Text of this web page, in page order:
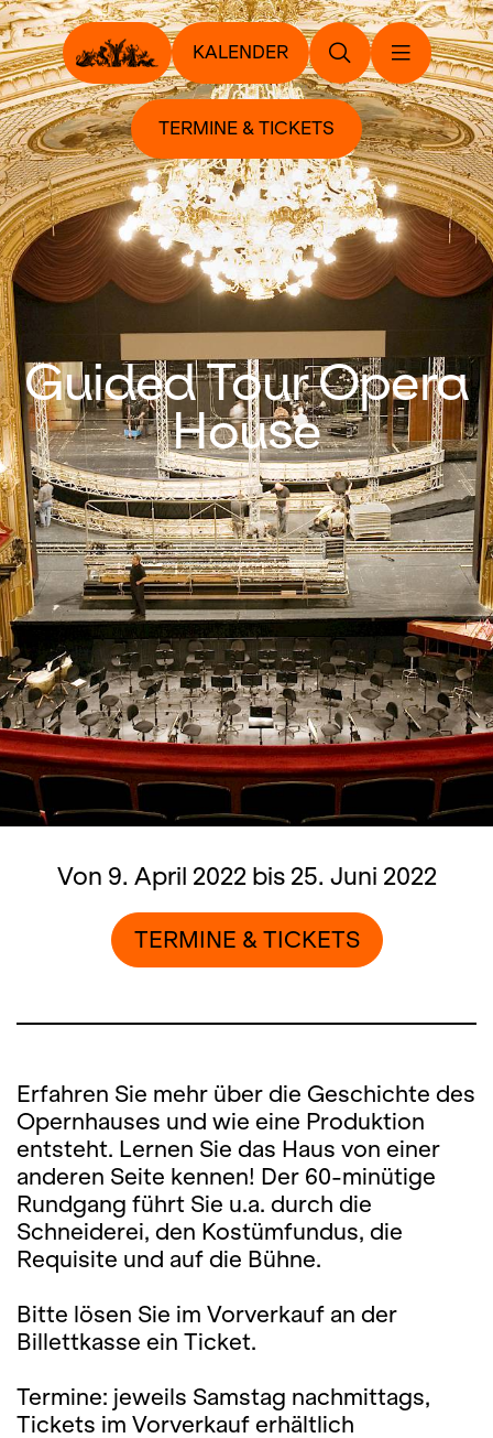
KALENDER
TERMINE & TICKETS
Guided Tour Opera
House
Von 9. April 2022 bis 25. Juni 2022
TERMINE & TICKETS
Erfahren Sie mehr über die Geschichte des
Opernhauses und wie eine Produktion
entsteht. Lernen Sie das Haus von einer
anderen Seite kennen! Der 60-minütige
Rundgang führt Sie u.a. durch die
Schneiderei, den Kostümfundus, die
Requisite und auf die Bühne.
Bitte lösen Sie im Vorverkauf an der
Billettkasse ein Ticket.
Termine: jeweils Samstag nachmittags,
Tickets im Vorverkauf erhältlich